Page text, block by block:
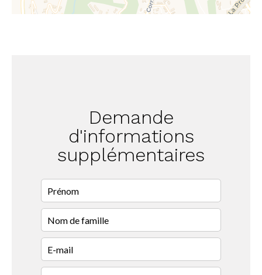
Demande
d'informations
supplémentaires